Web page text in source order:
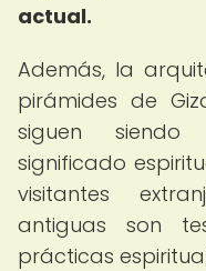
actual.
Además, la
pirámides de
siguen
significado
visitantes
antiguas son
prácticas